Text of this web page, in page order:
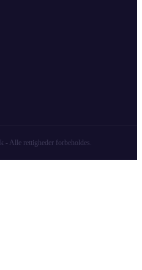
- Alle rettigheder forbeholdes.